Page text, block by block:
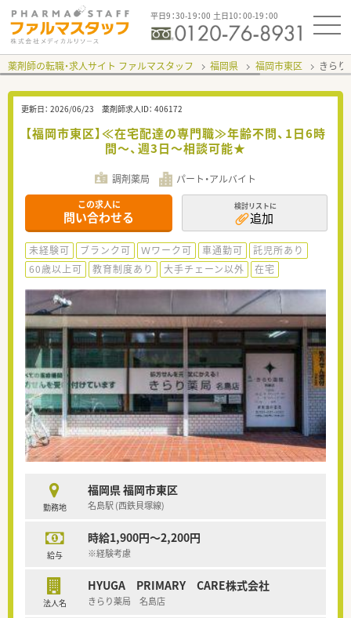
平日9：30-19：00 土日10：00-19：00
薬剤師の転職・求人サイト ファルマスタッフ 福岡県 福岡市東区 きら
更新日： 2026/06/23 薬剤師求人ID： 406172
【福岡市東区】≪在宅配達の専門職≫年齢不問、1日6時
間～、週3日～相談可能★
調剤薬局 パート・アルバイト
この求人に
問い合わせる
検討リストに
追加
未経験可 ブランク可 Ｗワーク可 車通勤可
託児所あり
60歳以上可
教育制度あり 大手チェーン以外 在宅
勤務地
福岡県 福岡市東区
名島駅 (西鉄貝塚線)
給与
時給1,900円～2,200円
※経験考慮
法人名
HYUGA PRIMARY CARE株式会社
きらり薬局 名島店